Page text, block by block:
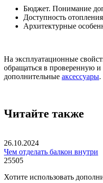
Бюджет. Понимание
Доступность
Архитектурные
На эксплуатационные
обращаться в проверенную
дополнительные аксессуары.
Читайте также
26.10.2024
Чем отделать балкон внутри
25505
Хотите использовать